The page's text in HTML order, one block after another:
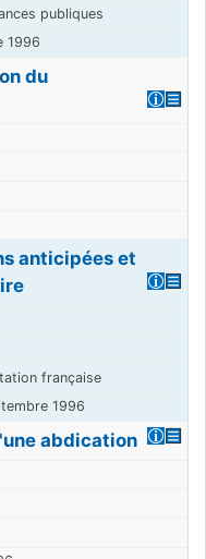
publiques
1996
du
anticipées et
française
1996
abdication